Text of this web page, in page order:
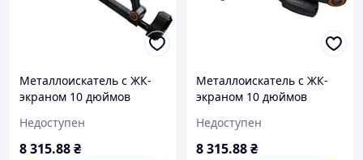
Металлоискатель с ЖК-
экраном 10 дюймов
индикатор заряда
батареи 6 6 кГц BUV
Недоступен
8 315.88₴
Металлоискатель с ЖК-
экраном 10 дюймов
индикатор заряда
батареи 6 6 кГц EPT
Недоступен
8 315.88₴